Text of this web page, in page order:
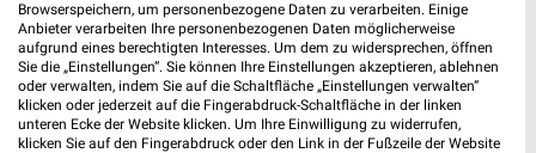
Browserspeichern, um personenbezogene Daten zu verarbeiten. Einige
Anbieter verarbeiten Ihre personenbezogenen Daten möglicherweise
aufgrund eines berechtigten Interesses. Um dem zu widersprechen, öffnen
Sie die „Einstellungen“. Sie können Ihre Einstellungen akzeptieren, ablehnen
oder verwalten, indem Sie auf die Schaltfläche „Einstellungen verwalten“
klicken oder jederzeit auf die Fingerabdruck-Schaltfläche in der linken
unteren Ecke der Website klicken. Um Ihre Einwilligung zu widerrufen,
klicken Sie auf den Fingerabdruck oder den Link in der Fußzeile der Website